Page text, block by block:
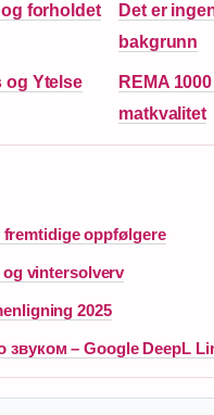
forholdet
Det er
bakgrunn
og Ytelse
REMA
matkvalitet
fremtidige oppfølgere
vintersolverv
2025
звуком – Google DeepL